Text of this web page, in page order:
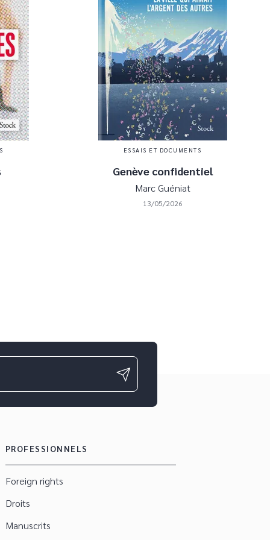
ESSAIS ET DOCUMENTS
Genève confidentiel
Marc Guéniat
13/05/2026
PROFESSIONNELS
Foreign rights
Droits
Manuscrits